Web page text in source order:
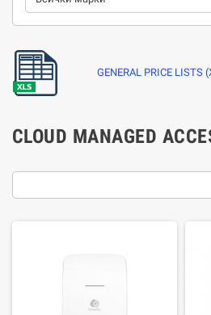
GENERAL PRICE LISTS
CLOUD MANAGED